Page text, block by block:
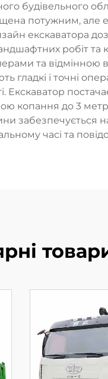
будівельного
потужним,
екскаватора
робіт
та
гладкі і точні
Екскаватор
копання до 3
забезпечується
часі та